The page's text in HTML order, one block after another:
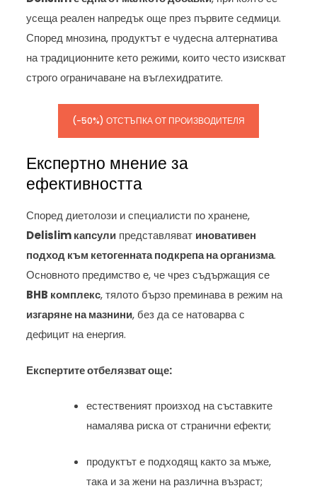
усеща реален напредък още през първите седмици.
Според мнозина, продуктът е чудесна алтернатива
на традиционните кето режими, които често изискват
строго ограничаване на въглехидратите.
(-50%) ОТСТЪПКА ОТ ПРОИЗВОДИТЕЛЯ
Експертно мнение за
ефективността
Според диетолози и специалисти по хранене,
Delislim капсули представляват иновативен
подход към кетогенната подкрепа на организма.
Основното предимство е, че чрез съдържащия се
BHB комплекс, тялото бързо преминава в режим на
изгаряне на мазнини, без да се натоварва с
дефицит на енергия.
Експертите отбелязват още:
естественият произход на съставките
намалява риска от странични ефекти;
продуктът е подходящ както за мъже,
така и за жени на различна възраст;